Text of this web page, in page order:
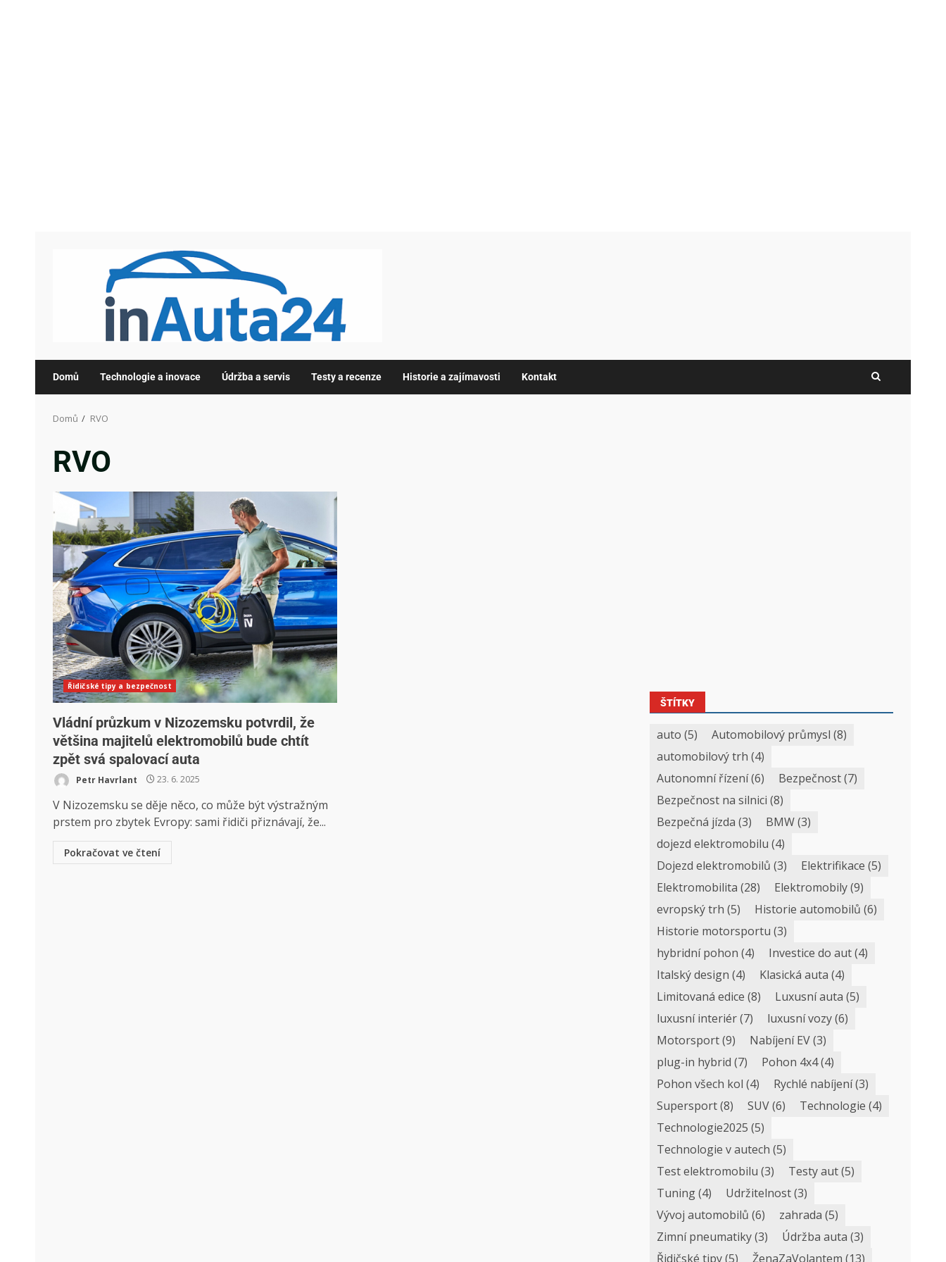
Domů Technologie a inovace Údržba a servis Testy a recenze Historie a zajímavosti Kontakt
Domů RVO
RVO
Řidičské tipy a bezpečnost
Vládní průzkum v Nizozemsku potvrdil, že
většina majitelů elektromobilů bude chtít
zpět svá spalovací auta
Petr Havrlant 23. 6. 2025
V Nizozemsku se děje něco, co může být výstražným
prstem pro zbytek Evropy: sami řidiči přiznávají, že...
Pokračovat ve čtení
ŠTÍTKY
auto (5) Automobilový průmysl (8)
automobilový trh (4)
Autonomní řízení(6) Bezpečnost(7)
Bezpečnost na silnici (8)
Bezpečná jízda (3) BMW(3)
dojezd elektromobilu (4)
Dojezd elektromobilů (3) Elektrifikace (5)
Elektromobilita (28) Elektromobily(9)
evropský trh (5) Historie automobilů (6)
Historie motorsportu (3)
hybridní pohon (4) Investice do aut(4)
Italský design (4) Klasická auta (4)
Limitovaná edice (8) Luxusní auta (5)
luxusní interiér(7) luxusní vozy(6)
Motorsport(9) Nabíjení EV(3)
plug-in hybrid (7) Pohon 4x4(4)
Pohon všech kol (4) Rychlé nabíjení(3)
Supersport(8) SUV(6) Technologie (4)
Technologie2025 (5)
Technologie v autech (5)
Test elektromobilu (3) Testy aut(5)
Tuning(4) Udržitelnost(3)
Vývoj automobilů (6) zahrada (5)
Zimní pneumatiky(3) Údržba auta (3)
Řidičské tipy(5) ŽenaZaVolantem (13)